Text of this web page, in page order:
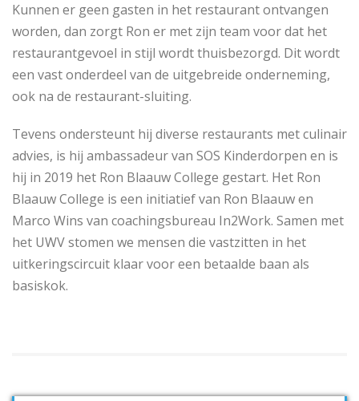
Kunnen er geen gasten in het restaurant ontvangen
worden, dan zorgt Ron er met zijn team voor dat het
restaurantgevoel in stijl wordt thuisbezorgd. Dit wordt
een vast onderdeel van de uitgebreide onderneming,
ook na de restaurant-sluiting.
Tevens ondersteunt hij diverse restaurants met culinair
advies, is hij ambassadeur van SOS Kinderdorpen en is
hij in 2019 het Ron Blaauw College gestart. Het Ron
Blaauw College is een initiatief van Ron Blaauw en
Marco Wins van coachingsbureau In2Work. Samen met
het UWV stomen we mensen die vastzitten in het
uitkeringscircuit klaar voor een betaalde baan als
basiskok.